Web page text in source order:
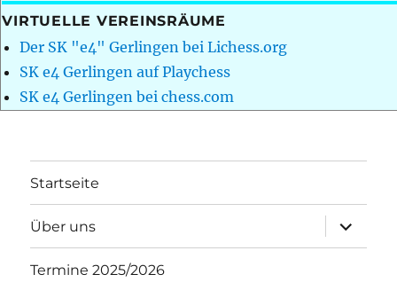
VIRTUELLE VEREINSRÄUME
Der SK "e4" Gerlingen bei Lichess.org
SK e4 Gerlingen auf Playchess
SK e4 Gerlingen bei chess.com
Startseite
Über uns
öffnen
Termine 2025/2026